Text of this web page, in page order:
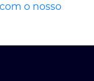
o nosso